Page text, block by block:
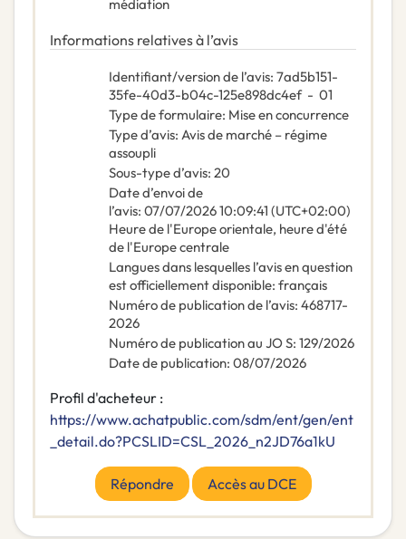
médiation
Informations relatives à l’avis
Identifiant/version de l’avis: 7ad5b151-
35fe-40d3-b04c-125e898dc4ef- 01
Type de formulaire: Mise en concurrence
Type d’avis: Avis de marché – régime
assoupli
Sous-type d’avis: 20
Date d’envoi de
l’avis: 07/07/202610:09:41 (UTC+02:00)
Heure de l'Europe orientale, heure d'été
de l'Europe centrale
Langues dans lesquelles l’avis en question
est officiellement disponible: français
Numéro de publication de l’avis: 468717-
2026
Numéro de publication au JO S: 129/2026
Date de publication: 08/07/2026
Profil d'acheteur :
https://www.achatpublic.com/sdm/ent/gen/ent
_detail.do?PCSLID=CSL_2026_n2JD76a1kU
Répondre Accès au DCE